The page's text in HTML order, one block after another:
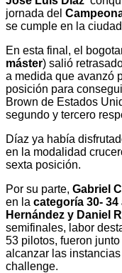
jornada del
se cumple en la
En esta final, el
máster) salió
a medida que avanzó
posición para
Brown de Estados
segundo y tercero
Díaz ya había
en la modalidad
sexta posición.
Por su parte, Gabriel
en la categoría 30- 34
Hernández y Daniel
semifinales, labor
53 pilotos, fueron
alcanzar las
challenge.